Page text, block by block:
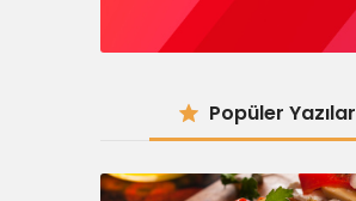
Popüler Yazılar